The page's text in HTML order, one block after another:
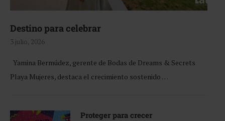
Destino para celebrar
3 julio, 2026
Yamina Bermúdez, gerente de Bodas de Dreams & Secrets
Playa Mujeres, destaca el crecimiento sostenido …
Proteger para crecer